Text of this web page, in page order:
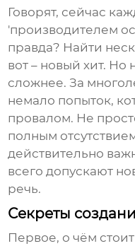
Говорят, сейчас
'производителем
правда? Найти
вот – новый хит. Но
сложнее. За
немало попыток,
провалом. Не
полным
действительно
всего допускают
речь.
Секреты
Первое, о чём